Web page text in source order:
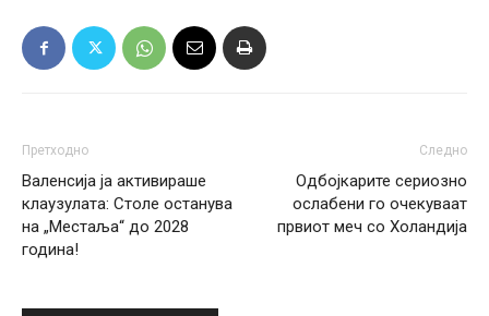
Претходно
Валенсија ја активираше
клаузулата: Столе останува
на „Местаља“ до 2028
година!
Следно
Одбојкарите сериозно
ослабени го очекуваат
првиот меч со Холандија